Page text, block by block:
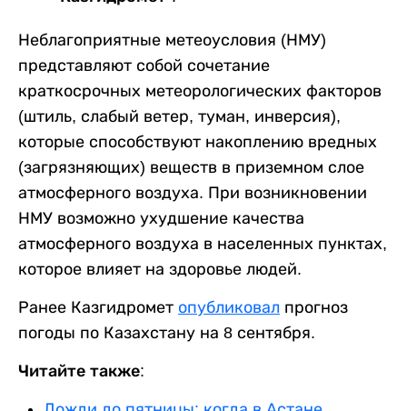
Неблагоприятные метеоусловия (НМУ)
представляют собой сочетание
краткосрочных метеорологических факторов
(штиль, слабый ветер, туман, инверсия),
которые способствуют накоплению вредных
(загрязняющих) веществ в приземном слое
атмосферного воздуха. При возникновении
НМУ возможно ухудшение качества
атмосферного воздуха в населенных пунктах,
которое влияет на здоровье людей.
Ранее Казгидромет опубликовал прогноз
погоды по Казахстану на 8 сентября.
Читайте также: